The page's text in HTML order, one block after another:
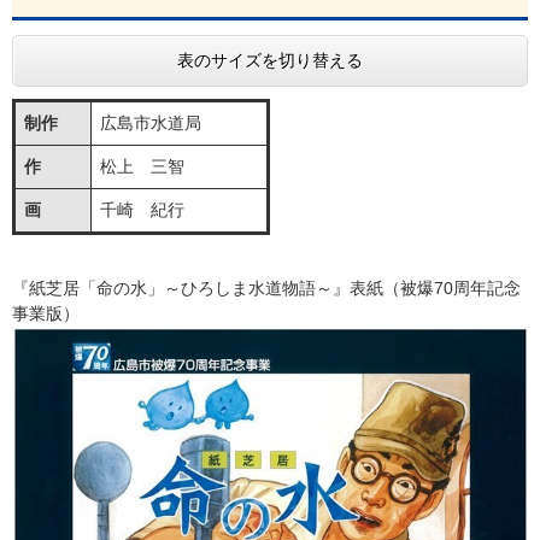
表のサイズを切り替える
制作 広島市水道局
作 松上 三智
画 千崎 紀行
『紙芝居「命の水」～ひろしま水道物語～』表紙（被爆70周年記念
事業版）